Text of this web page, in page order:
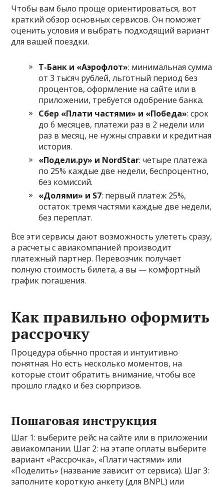
Чтобы вам было проще ориентироваться, вот
краткий обзор основных сервисов. Он поможет
оценить условия и выбрать подходящий вариант
для вашей поездки.
Т-Банк и «Аэрофлот»: минимальная сумма
от 3 тысяч рублей, льготный период без
процентов, оформление на сайте или в
приложении, требуется одобрение банка.
Сбер «Плати частями» и «Победа»: срок
до 6 месяцев, платежи раз в 2 недели или
раз в месяц, не нужны справки и кредитная
история.
«Подели.ру» и NordStar: четыре платежа
по 25% каждые две недели, беспроцентно,
без комиссий.
«Долями» и S7: первый платеж 25%,
остаток тремя частями каждые две недели,
без переплат.
Все эти сервисы дают возможность улететь сразу,
а расчеты с авиакомпанией производит
платежный партнер. Перевозчик получает
полную стоимость билета, а вы — комфортный
график погашения.
Как правильно оформить
рассрочку
Процедура обычно простая и интуитивно
понятная. Но есть несколько моментов, на
которые стоит обратить внимание, чтобы все
прошло гладко и без сюрпризов.
Пошаговая инструкция
Шаг 1: выберите рейс на сайте или в приложении
авиакомпании. Шаг 2: на этапе оплаты выберите
вариант «Рассрочка», «Плати частями» или
«Поделить» (название зависит от сервиса). Шаг 3:
заполните короткую анкету (для BNPL) или